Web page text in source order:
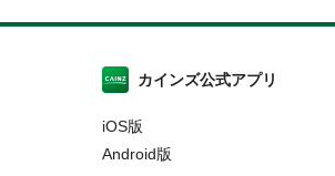
カインズ公式アプリ
iOS版
Android版